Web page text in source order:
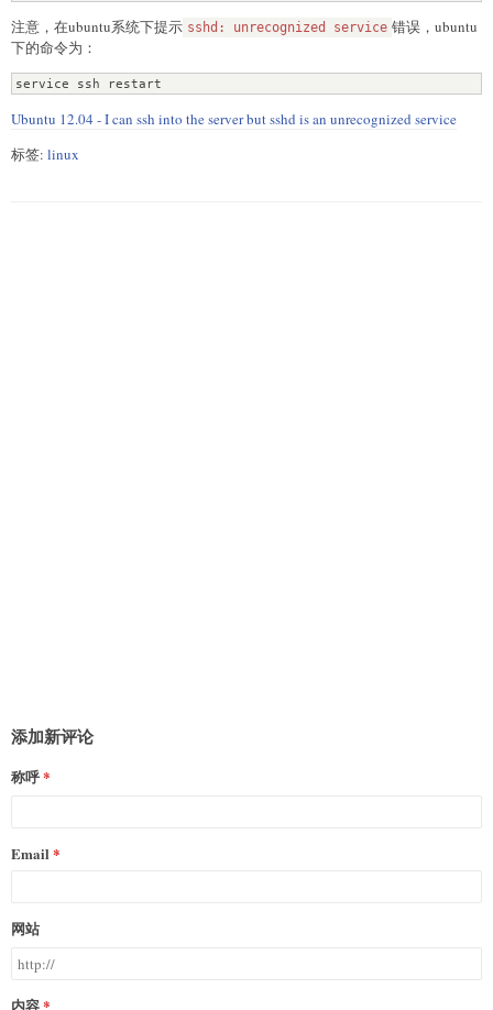
注意，在ubuntu系统下提示 sshd: unrecognized service 错误，ubuntu
下的命令为：
service ssh restart
Ubuntu 12.04 - I can ssh into the server but sshd is an unrecognized service
标签: linux
添加新评论
称呼
Email
网站
内容